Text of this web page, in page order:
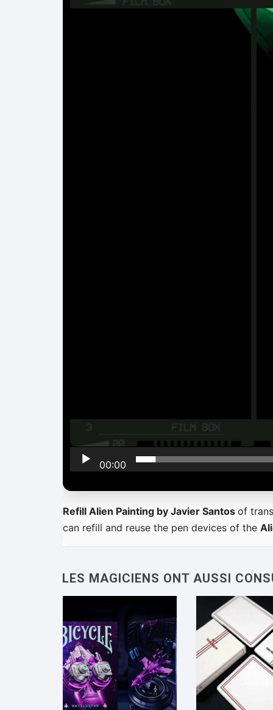
00:00
Refill Alien Painting by Javier Santos of
can refill and reuse the pen devices of the